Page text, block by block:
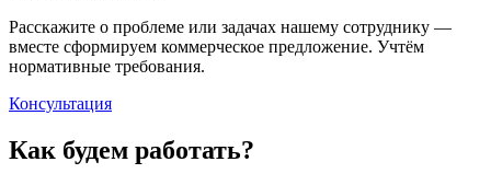
Расскажите о проблеме или задачах нашему сотруднику —
вместе сформируем коммерческое предложение. Учтём
нормативные требования.
Консультация
Как будем работать?